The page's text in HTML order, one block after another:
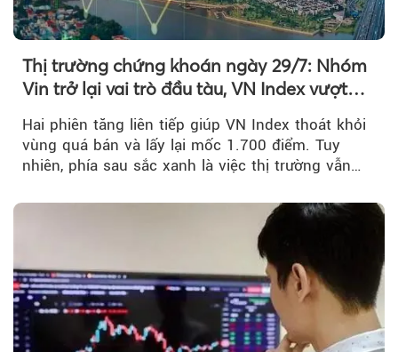
Thị trường chứng khoán ngày 29/7: Nhóm
Vin trở lại vai trò đầu tàu, VN Index vượt
Hai phiên tăng liên tiếp giúp VN Index thoát khỏi
vùng quá bán và lấy lại mốc 1.700 điểm. Tuy
nhiên, phía sau sắc xanh là việc thị trường vẫn
tiền vẫn chưa thực sự trở lại.